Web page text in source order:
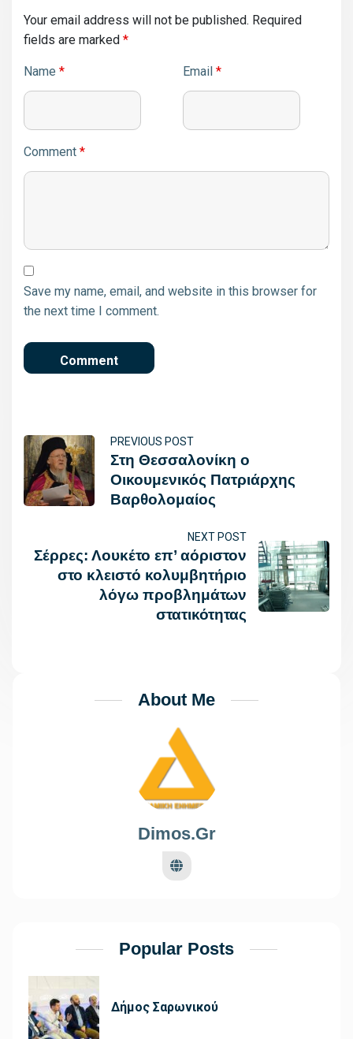
Your email address will not be published. Required
fields are marked *
Name * Email *
Comment *
Save my name, email, and website in this browser for
the next time I comment.
PREVIOUS POST
Στη Θεσσαλονίκη ο
Οικουμενικός Πατριάρχης
Βαρθολομαίος
NEXT POST
Σέρρες: Λουκέτο επ’ αόριστον
στο κλειστό κολυμβητήριο
λόγω προβλημάτων
στατικότητας
About Me
Dimos.gr
Popular Posts
Δήμος Σαρωνικού